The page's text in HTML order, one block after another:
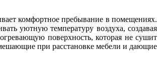
комфортное пребывание в помещениях.
уютную температуру воздуха, создавая
поверхность, которая не сушит
при расстановке мебели и дающие